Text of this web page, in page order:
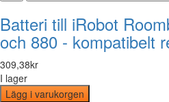
Batteri till iRobot
och 880 - kompatibelt
309,38kr
I lager
Lägg i varukorgen